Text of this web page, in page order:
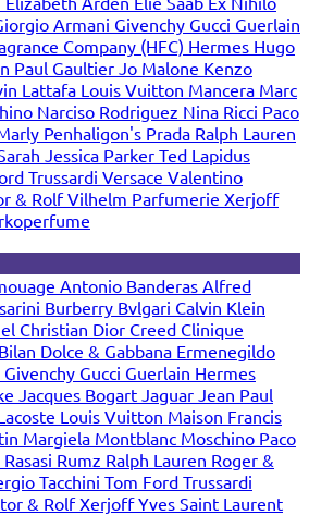
Armani Givenchy Gucci Guerlain
Company (HFC) Hermes Hugo
Paul Gaultier Jo Malone Kenzo
Lattafa Louis Vuitton Mancera Marc
Narciso Rodriguez Nina Ricci Paco
Penhaligon's Prada Ralph Lauren
Jessica Parker Ted Lapidus
Trussardi Versace Valentino
& RolfVilhelm Parfumerie Xerjoff
Antonio Banderas Alfred
Burberry Bvlgari Calvin Klein
Christian Dior Creed Clinique
Dolce & Gabbana Ermenegildo
Givenchy Gucci Guerlain Hermes
Jacques Bogart Jaguar Jean Paul
Louis Vuitton Maison Francis
Margiela Montblanc Moschino Paco
Rasasi Rumz Ralph Lauren Roger &
Tacchini Tom Ford Trussardi
& RolfXerjoffYves Saint Laurent